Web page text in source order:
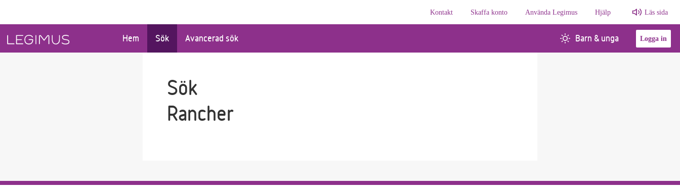
Kontakt
Skaffa konto Använda Legimus Hjälp Läs sida
Hem Sök Avancerad sök Barn & unga Logga in
Sök
Rancher